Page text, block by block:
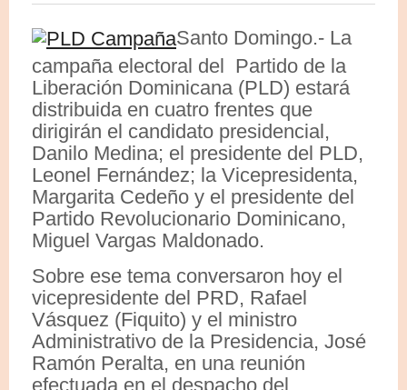
Santo Domingo.- La
campaña electoral del Partido de la
Liberación Dominicana (PLD) estará
distribuida en cuatro frentes que
dirigirán el candidato presidencial,
Danilo Medina; el presidente del PLD,
Leonel Fernández; la Vicepresidenta,
Margarita Cedeño y el presidente del
Partido Revolucionario Dominicano,
Miguel Vargas Maldonado.
Sobre ese tema conversaron hoy el
vicepresidente del PRD, Rafael
Vásquez (Fiquito) y el ministro
Administrativo de la Presidencia, José
Ramón Peralta, en una reunión
efectuada en el despacho del